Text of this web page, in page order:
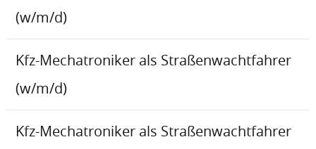
(w/m/d)
Kfz-Mechatroniker als Straßenwachtfahrer
(w/m/d)
Kfz-Mechatroniker als Straßenwachtfahrer